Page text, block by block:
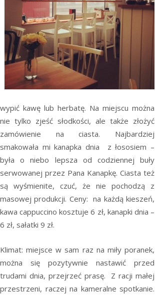
wypić kawę lub herbatę. Na miejscu można
nie tylko zjeść słodkości, ale także złożyć
zamówienie na ciasta. Najbardziej
smakowała mi kanapka dnia z łososiem –
była o niebo lepsza od codziennej buły
serwowanej przez Pana Kanapkę. Ciasta też
są wyśmienite, czuć, że nie pochodzą z
masowej produkcji. Ceny: na każdą kieszeń,
kawa cappuccino kosztuje 6 zł, kanapki dnia –
6 zł, sałatki 9 zł.
Klimat: miejsce w sam raz na miły poranek,
można się pozytywnie nastawić przed
trudami dnia, przejrzeć prasę. Z racji małej
przestrzeni, raczej na kameralne spotkanie.